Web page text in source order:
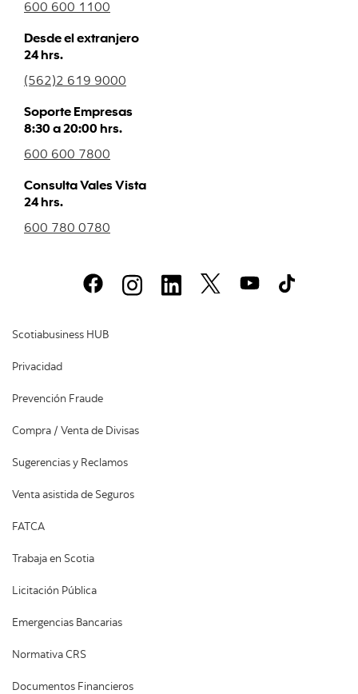
600 600 1100
Desde el extranjero
24 hrs.
(562)2 619 9000
Soporte Empresas
8:30 a 20:00 hrs.
600 600 7800
Consulta Vales Vista
24 hrs.
600 780 0780
Scotiabusiness HUB
Privacidad
Prevención Fraude
Compra / Venta de Divisas
Sugerencias y Reclamos
Venta asistida de Seguros
FATCA
Trabaja en Scotia
Licitación Pública
Emergencias Bancarias
Normativa CRS
Documentos Financieros